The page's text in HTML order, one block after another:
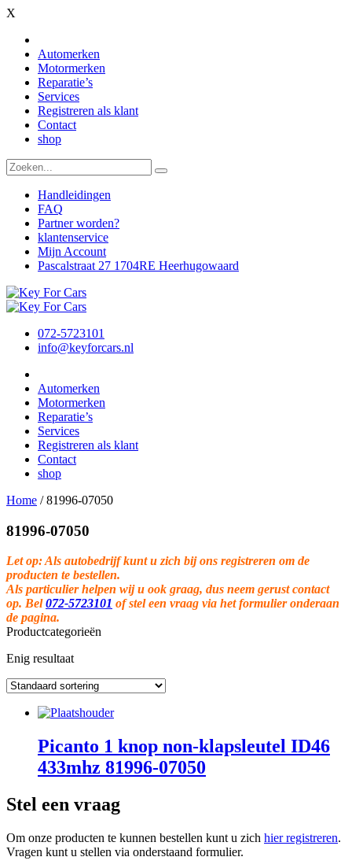
X
Automerken
Motormerken
Reparatie’s
Services
Registreren als klant
Contact
shop
Handleidingen
FAQ
Partner worden?
klantenservice
Mijn Account
Pascalstraat 27 1704RE Heerhugowaard
072-5723101
info@keyforcars.nl
Automerken
Motormerken
Reparatie’s
Services
Registreren als klant
Contact
shop
Home /81996-07050
81996-07050
Let op: Als autobedrijf kunt u zich bij ons registreren om de
producten te bestellen.
Als particulier helpen wij u ook graag, dus neem gerust contact
op. Bel072-5723101 of stel een vraag via het formulier onderaan
de pagina.
Productcategorieën
Enig resultaat
Picanto 1 knop non-klapsleutel ID46
433mhz 81996-07050
Stel een vraag
Om onze producten te kunnen bestellen kunt u zich hier registreren.
Vragen kunt u stellen via onderstaand formulier.